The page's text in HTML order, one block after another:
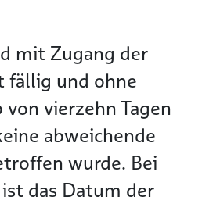
mit Zugang der
fällig und ohne
vierzehn Tagen
abweichende
wurde. Bei
das Datum der